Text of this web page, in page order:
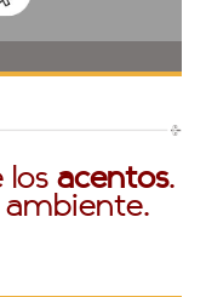
los acentos.